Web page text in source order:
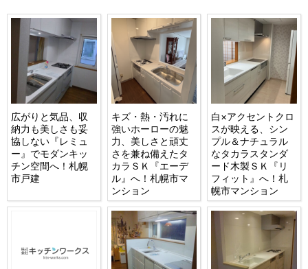
広がりと気品、収
納力も美しさも妥
協しない『レミュ
ー』でモダンキッ
チン空間へ！札幌
市戸建
キズ・熱・汚れに
強いホーローの魅
力、美しさと頑丈
さを兼ね備えたタ
カラＳＫ『エーデ
ル』へ！札幌市マ
ンション
白×アクセントクロ
スが映える、シン
プル＆ナチュラル
なタカラスタンダ
ード木製ＳＫ『リ
フィット』へ！札
幌市マンション